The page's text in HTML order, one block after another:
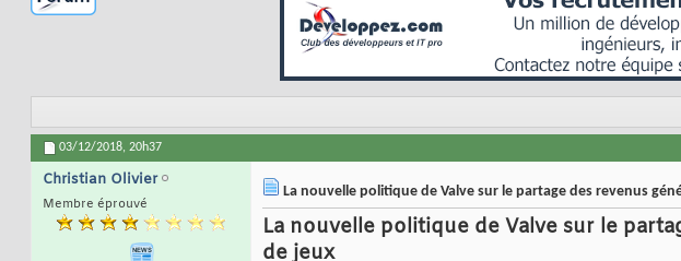
03/12/2018, 20h37
Christian Olivier
Membre éprouvé
La nouvelle politique de Valve sur le partage des revenus
La nouvelle politique de Valve sur le
de jeux